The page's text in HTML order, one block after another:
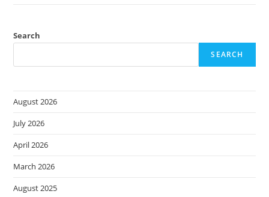
Search
SEARCH
August 2026
July 2026
April 2026
March 2026
August 2025